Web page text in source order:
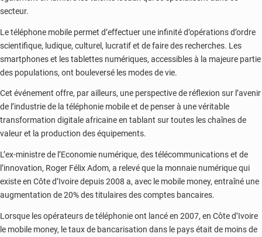
secteur.
Le téléphone mobile permet d’effectuer une infinité d’opérations d’ordre
scientifique, ludique, culturel, lucratif et de faire des recherches. Les
smartphones et les tablettes numériques, accessibles à la majeure partie
des populations, ont bouleversé les modes de vie.
Cet événement offre, par ailleurs, une perspective de réflexion sur l’avenir
de l’industrie de la téléphonie mobile et de penser à une véritable
transformation digitale africaine en tablant sur toutes les chaînes de
valeur et la production des équipements.
L’ex-ministre de l’Economie numérique, des télécommunications et de
l’innovation, Roger Félix Adom, a relevé que la monnaie numérique qui
existe en Côte d’Ivoire depuis 2008 a, avec le mobile money, entraîné une
augmentation de 20% des titulaires des comptes bancaires.
Lorsque les opérateurs de téléphonie ont lancé en 2007, en Côte d’Ivoire
le mobile money, le taux de bancarisation dans le pays était de moins de